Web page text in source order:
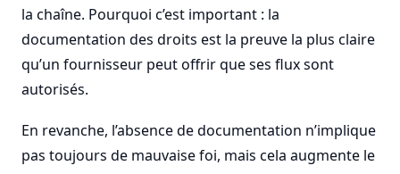
la chaîne. Pourquoi c’est important : la
documentation des droits est la preuve la plus claire
qu’un fournisseur peut offrir que ses flux sont
autorisés.
En revanche, l’absence de documentation n’implique
pas toujours de mauvaise foi, mais cela augmente le